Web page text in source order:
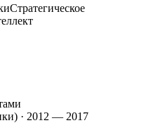
Стратегическое
· 2012 — 2017